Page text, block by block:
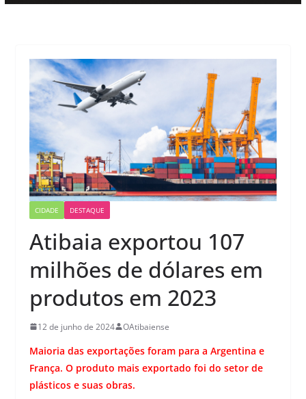
CIDADE DESTAQUE
Atibaia exportou 107
milhões de dólares em
produtos em 2023
12 de junho de 2024 OAtibaiense
Maioria das exportações foram para a Argentina e
França. O produto mais exportado foi do setor de
plásticos e suas obras.